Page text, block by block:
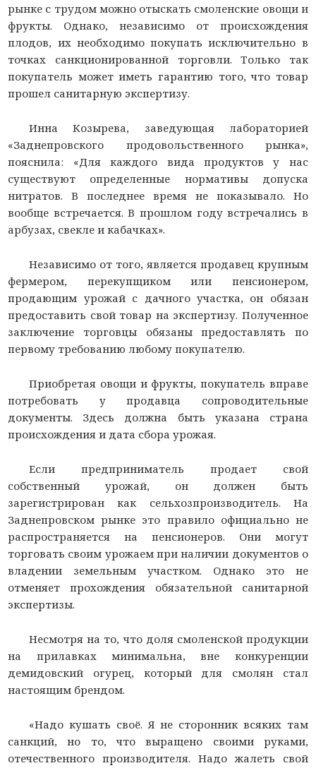
рынке с трудом можно отыскать смоленские овощи и
фрукты. Однако, независимо от происхождения
плодов, их необходимо покупать исключительно в
точках санкционированной торговли. Только так
покупатель может иметь гарантию того, что товар
прошел санитарную экспертизу.
Инна Козырева, заведующая лабораторией
«Заднепровского продовольственного рынка»,
пояснила: «Для каждого вида продуктов у нас
существуют определенные нормативы допуска
нитратов. В последнее время не показывало. Но
вообще встречается. В прошлом году встречались в
арбузах, свекле и кабачках».
Независимо от того, является продавец крупным
фермером, перекупщиком или пенсионером,
продающим урожай с дачного участка, он обязан
предоставить свой товар на экспертизу. Полученное
заключение торговцы обязаны предоставлять по
первому требованию любому покупателю.
Приобретая овощи и фрукты, покупатель вправе
потребовать у продавца сопроводительные
документы. Здесь должна быть указана страна
происхождения и дата сбора урожая.
Если предприниматель продает свой
собственный урожай, он должен быть
зарегистрирован как сельхозпроизводитель. На
Заднепровском рынке это правило официально не
распространяется на пенсионеров. Они могут
торговать своим урожаем при наличии документов о
владении земельным участком. Однако это не
отменяет прохождения обязательной санитарной
экспертизы.
Несмотря на то, что доля смоленской продукции
на прилавках минимальна, вне конкуренции
демидовский огурец, который для смолян стал
настоящим брендом.
«Надо кушать своё. Я не сторонник всяких там
санкций, но то, что выращено своими руками,
отечественного производителя. Надо жалеть свой